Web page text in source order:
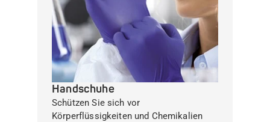
Handschuhe
Schützen Sie sich vor
Körperflüssigkeiten und Chemikalien